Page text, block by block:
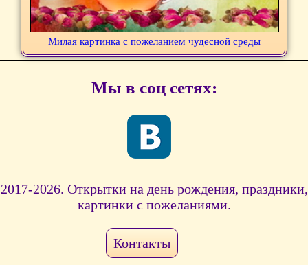
Милая картинка с пожеланием чудесной среды
Мы в соц сетях:
2017-2026. Открытки на день рождения, праздники,
картинки с пожеланиями.
Контакты